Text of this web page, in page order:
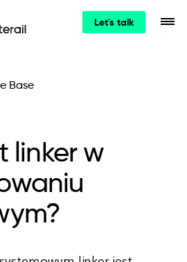
Let's talk
Base
linker w